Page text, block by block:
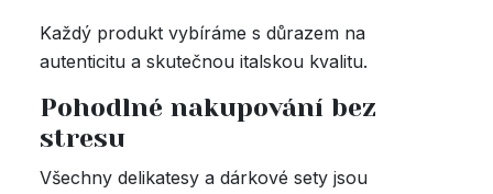
Každý produkt vybíráme s důrazem na
autenticitu a skutečnou italskou kvalitu.
Pohodlné nakupování bez
stresu
Všechny delikatesy a dárkové sety jsou